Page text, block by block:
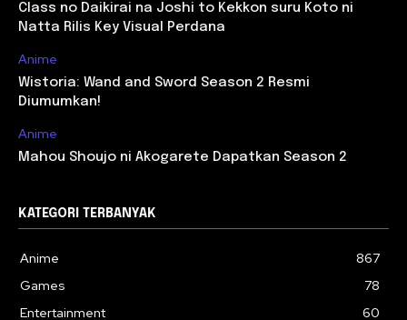
Class no Daikirai na Joshi to Kekkon suru Koto ni
Natta Rilis Key Visual Perdana
Anime
Wistoria: Wand and Sword Season 2 Resmi
Diumumkan!
Anime
Mahou Shoujo ni Akogarete Dapatkan Season 2
KATEGORI TERBANYAK
Anime
867
Games
78
Entertainment
60